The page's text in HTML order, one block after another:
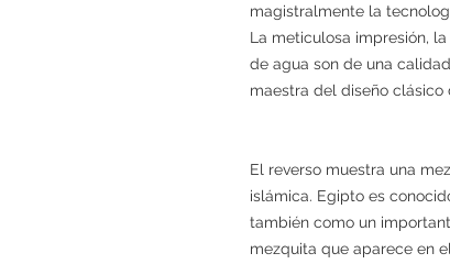
magistralmente la
La meticulosa impresión,
de agua son de una
maestra del diseño clásico
El reverso muestra una
islámica. Egipto es
también como un
mezquita que aparece en